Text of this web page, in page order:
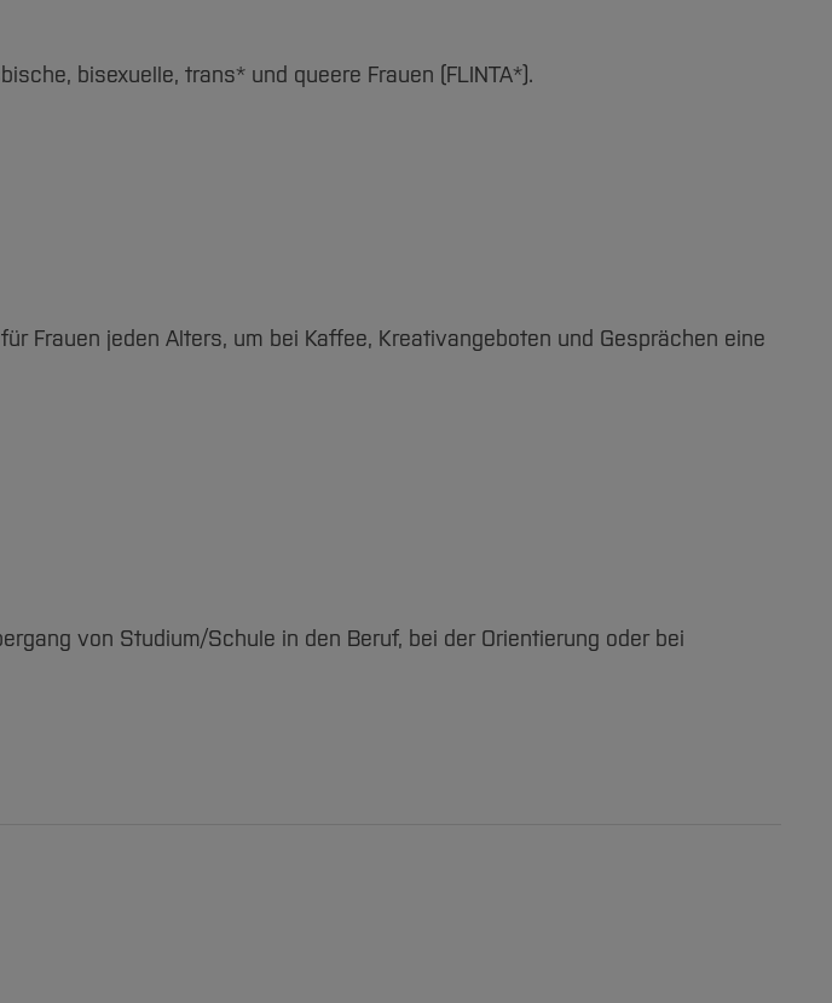
bisexuelle, trans* und queere Frauen (FLINTA*).
Frauen jeden Alters, um bei Kaffee, Kreativangeboten und Gesprächen eine
von Studium/Schule in den Beruf, bei der Orientierung oder bei